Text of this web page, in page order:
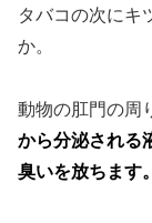
タバコの次にキ
か。
動物の肛門の周
から分泌される
臭いを放ちます。